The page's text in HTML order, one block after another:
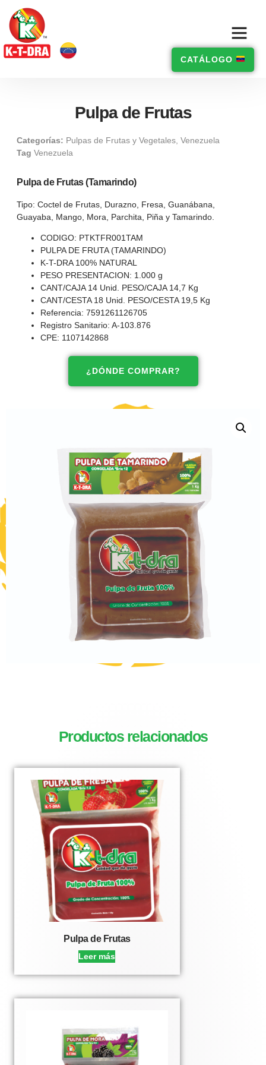
CATÁLOGO
Pulpa de Frutas
Categorías: Pulpas de Frutas y Vegetales Venezuela
Tag Venezuela
Pulpa de Frutas (Tamarindo)
Tipo: Coctel de Frutas, Durazno, Fresa, Guanábana,
Guayaba, Mango, Mora, Parchita, Piña y Tamarindo.
CODIGO: PTKTFR001TAM
PULPA DE FRUTA (TAMARINDO)
K-T-DRA 100% NATURAL
PESO PRESENTACION: 1.000 g
CANT/CAJA 14 Unid. PESO/CAJA 14,7 Kg
CANT/CESTA 18 Unid. PESO/CESTA 19,5 Kg
Referencia: 7591261126705
Registro Sanitario: A-103.876
CPE: 1107142868
¿DÓNDE COMPRAR?
Productos relacionados
Pulpa de Frutas
Leer más